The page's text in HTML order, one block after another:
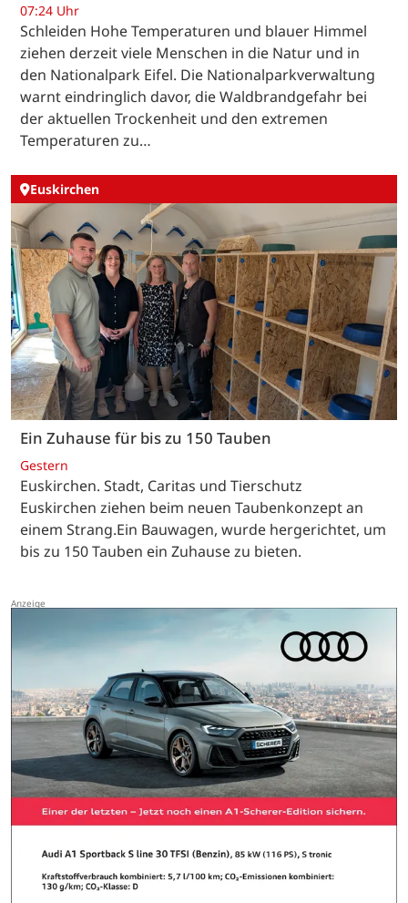
07:24 Uhr
Schleiden Hohe Temperaturen und blauer Himmel
ziehen derzeit viele Menschen in die Natur und in
den Nationalpark Eifel. Die Nationalparkverwaltung
warnt eindringlich davor, die Waldbrandgefahr bei
der aktuellen Trockenheit und den extremen
Temperaturen zu…
Euskirchen
Ein Zuhause für bis zu 150 Tauben
Gestern
Euskirchen. Stadt, Caritas und Tierschutz
Euskirchen ziehen beim neuen Taubenkonzept an
einem Strang.Ein Bauwagen, wurde hergerichtet, um
bis zu 150 Tauben ein Zuhause zu bieten.